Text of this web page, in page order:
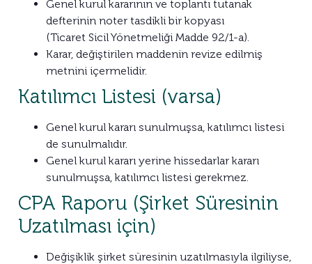
Genel kurul kararının ve toplantı tutanak
defterinin noter tasdikli bir kopyası
(Ticaret Sicil Yönetmeliği Madde 92/1-a).
Karar, değiştirilen maddenin revize edilmiş
metnini içermelidir.
Katılımcı Listesi (varsa)
Genel kurul kararı sunulmuşsa, katılımcı listesi
de sunulmalıdır.
Genel kurul kararı yerine hissedarlar kararı
sunulmuşsa, katılımcı listesi gerekmez.
CPA Raporu (Şirket Süresinin
Uzatılması için)
Değişiklik şirket süresinin uzatılmasıyla ilgiliyse,